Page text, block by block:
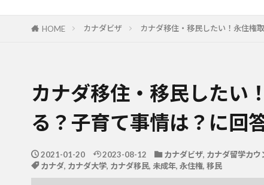
HOME カナダビザ カナダ移住・移民したい！永住権
カナダ移住・移民したい
る？子育て事情は？に回
2021-01-20 2023-08-12 カナダビザ, カナダ留学カウ
カナダ, カナダ大学, カナダ移民, 未成年, 永住権, 移民